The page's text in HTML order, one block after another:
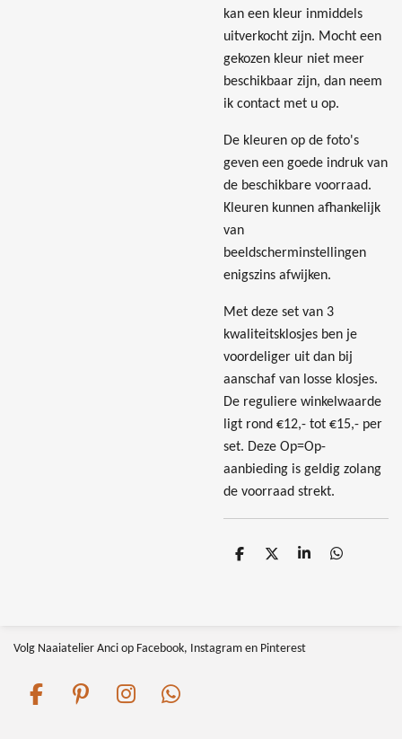
kan een kleur inmiddels
uitverkocht zijn. Mocht een
gekozen kleur niet meer
beschikbaar zijn, dan neem
ik contact met u op.
De kleuren op de foto's
geven een goede indruk van
de beschikbare voorraad.
Kleuren kunnen afhankelijk
van
beeldscherminstellingen
enigszins afwijken.
Met deze set van 3
kwaliteitsklosjes ben je
voordeliger uit dan bij
aanschaf van losse klosjes.
De reguliere winkelwaarde
ligt rond €12,- tot €15,- per
set. Deze Op=Op-
aanbieding is geldig zolang
de voorraad strekt.
D
D
S
D
Volg Naaiatelier Anci op Facebook, Instagram en Pinterest
F
P
I
W